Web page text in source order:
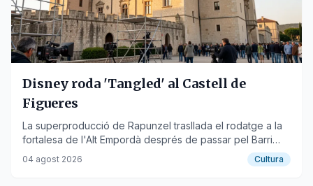
Disney roda 'Tangled' al Castell de
Figueres
La superproducció de Rapunzel trasllada el rodatge a la
fortalesa de l'Alt Empordà després de passar pel Barri
Vell de Girona.
04 agost 2026 Cultura